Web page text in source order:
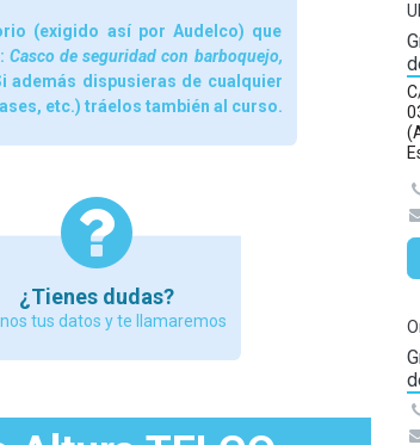
(exigido así por Audelco) que
Casco de seguridad con barboquejo,
además dispusieras de cualquier
etc.) tráelos también al curso.
¿Tienes dudas?
tus datos y te llamaremos